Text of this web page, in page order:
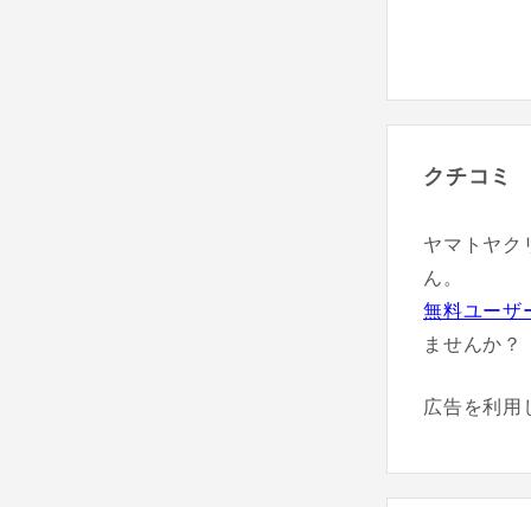
クチコミ
ヤマトヤク
ん。
無料ユーザ
ませんか？
広告を利用